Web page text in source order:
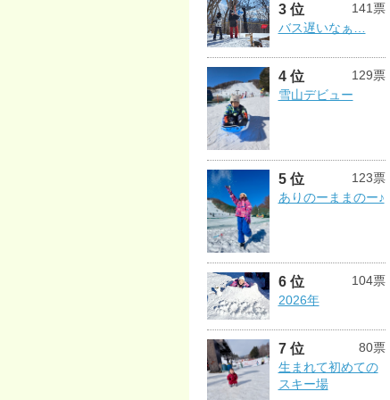
3 位
141票
バス遅いなぁ…
4 位
129票
雪山デビュー
5 位
123票
ありのーままのー♪
6 位
104票
2026年
7 位
80票
生まれて初めての
スキー場